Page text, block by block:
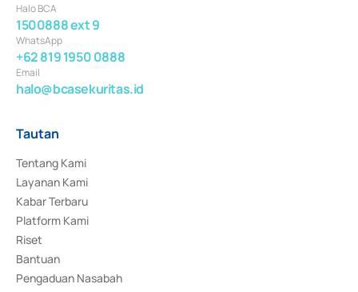
Halo BCA
1500888 ext 9
WhatsApp
+62 819 1950 0888
Email
halo@bcasekuritas.id
Tautan
Tentang Kami
Layanan Kami
Kabar Terbaru
Platform Kami
Riset
Bantuan
Pengaduan Nasabah